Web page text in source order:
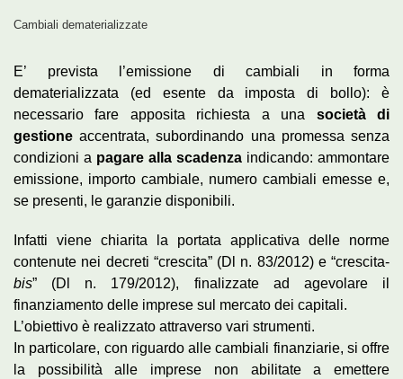
Cambiali dematerializzate
E’ prevista l’emissione di cambiali in forma
dematerializzata (ed esente da imposta di bollo): è
necessario fare apposita richiesta a una società di
gestione accentrata, subordinando una promessa senza
condizioni a pagare alla scadenza indicando: ammontare
emissione, importo cambiale, numero cambiali emesse e,
se presenti, le garanzie disponibili.
Infatti viene chiarita la portata applicativa delle norme
contenute nei decreti “crescita” (Dl n. 83/2012) e “crescita-
bis” (Dl n. 179/2012), finalizzate ad agevolare il
finanziamento delle imprese sul mercato dei capitali.
L’obiettivo è realizzato attraverso vari strumenti.
In particolare, con riguardo alle cambiali finanziarie, si offre
la possibilità alle imprese non abilitate a emettere